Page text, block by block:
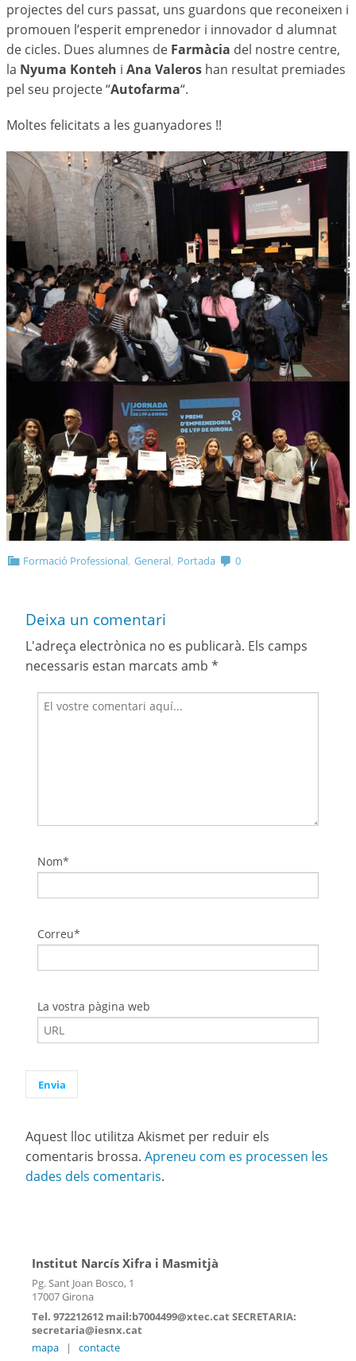
projectes del curs passat, uns guardons que reconeixen i
promouen l’esperit emprenedor i innovador d alumnat
de cicles. Dues alumnes de Farmàcia del nostre centre,
la Nyuma Konteh i Ana Valeros han resultat premiades
pel seu projecte “Autofarma“.
Moltes felicitats a les guanyadores !!
Formació Professional,General, Portada 0
Deixa un comentari
L'adreça electrònica no es publicarà. Els camps
necessaris estan marcats amb *
Nom*
Correu*
La vostra pàgina web
Aquest lloc utilitza Akismet per reduir els
comentaris brossa. Apreneu com es processen les
dades dels comentaris.
Institut Narcís Xifra i Masmitjà
Pg. Sant Joan Bosco, 1
17007 Girona
Tel. 972212612 mail:b7004499@xtec.cat SECRETARIA:
secretaria@iesnx.cat
mapa
| contacte